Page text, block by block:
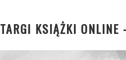
TARGI KSIĄŻKI ONLINE